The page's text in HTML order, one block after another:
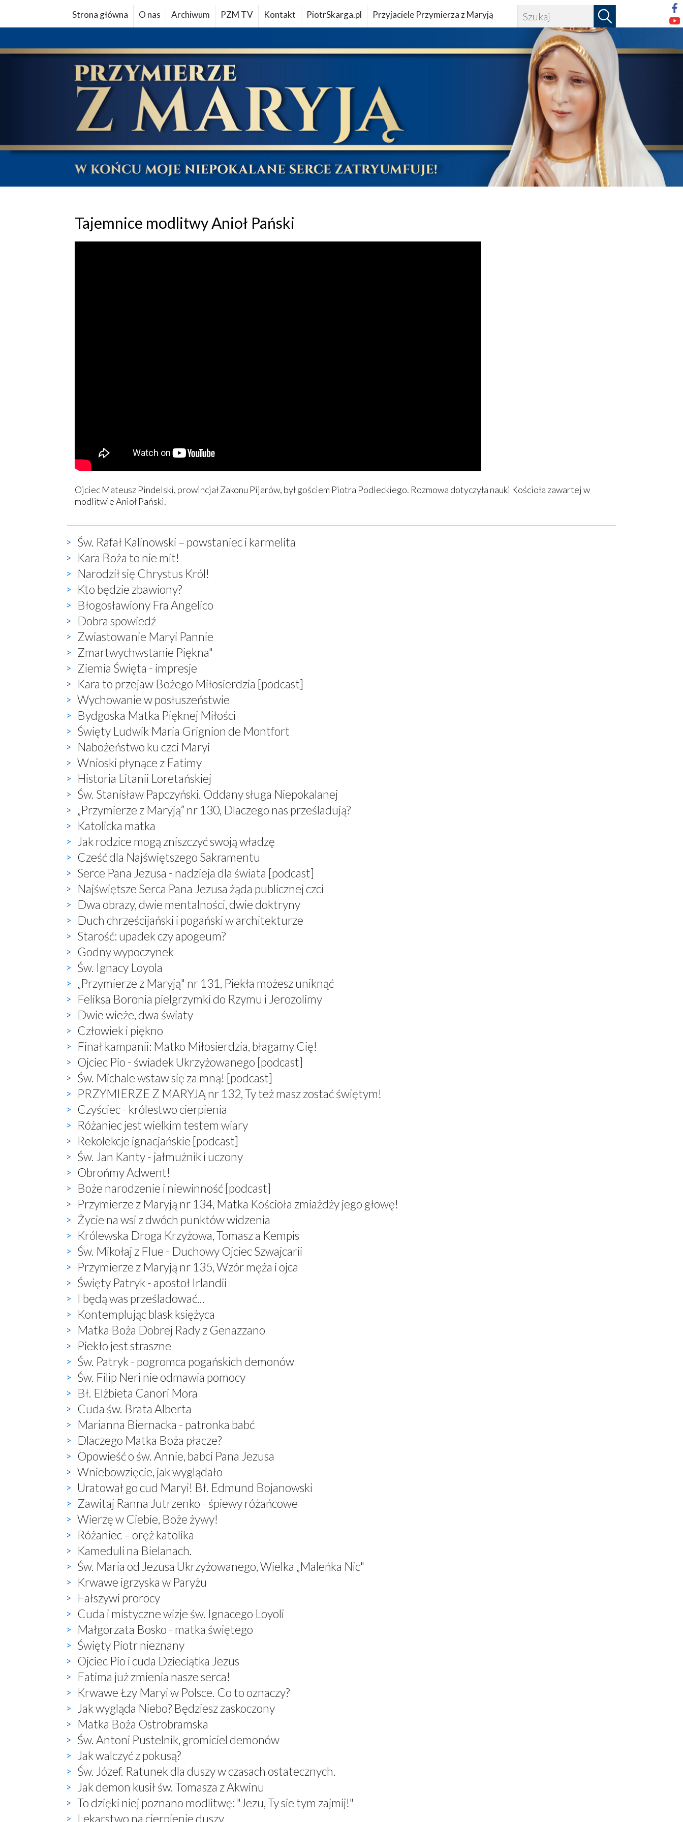
Strona główna O nas Archiwum PZM TV Kontakt PiotrSkarga.pl Przyjaciele Przymierza z Maryją
Tajemnice modlitwy Anioł Pański
Ojciec Mateusz Pindelski, prowincjał Zakonu Pijarów, był gościem Piotra Podleckiego. Rozmowa dotyczyła nauki Kościoła zawartej w
modlitwie Anioł Pański.
Św. Rafał Kalinowski – powstaniec i karmelita
Kara Boża to nie mit!
Narodził się Chrystus Król!
Kto będzie zbawiony?
Błogosławiony Fra Angelico
Dobra spowiedź
Zwiastowanie Maryi Pannie
Zmartwychwstanie Piękna"
Ziemia Święta - impresje
Kara to przejaw Bożego Miłosierdzia [podcast]
Wychowanie w posłuszeństwie
Bydgoska Matka Pięknej Miłości
Święty Ludwik Maria Grignion de Montfort
Nabożeństwo ku czci Maryi
Wnioski płynące z Fatimy
Historia Litanii Loretańskiej
Św. Stanisław Papczyński. Oddany sługa Niepokalanej
„Przymierze z Maryją” nr 130, Dlaczego nas prześladują?
Katolicka matka
Jak rodzice mogą zniszczyć swoją władzę
Cześć dla Najświętszego Sakramentu
Serce Pana Jezusa - nadzieja dla świata [podcast]
Najświętsze Serca Pana Jezusa żąda publicznej czci
Dwa obrazy, dwie mentalności, dwie doktryny
Duch chrześcijański i pogański w architekturze
Starość: upadek czy apogeum?
Godny wypoczynek
Św. Ignacy Loyola
„Przymierze z Maryją" nr 131, Piekła możesz uniknąć
Feliksa Boronia pielgrzymki do Rzymu i Jerozolimy
Dwie wieże, dwa światy
Człowiek i piękno
Finał kampanii: Matko Miłosierdzia, błagamy Cię!
Ojciec Pio - świadek Ukrzyżowanego [podcast]
Św. Michale wstaw się za mną! [podcast]
PRZYMIERZE Z MARYJĄ nr 132, Ty też masz zostać świętym!
Czyściec - królestwo cierpienia
Różaniec jest wielkim testem wiary
Rekolekcje ignacjańskie [podcast]
Św. Jan Kanty - jałmużnik i uczony
Obrońmy Adwent!
Boże narodzenie i niewinność [podcast]
Przymierze z Maryją nr 134, Matka Kościoła zmiażdży jego głowę!
Życie na wsi z dwóch punktów widzenia
Królewska Droga Krzyżowa, Tomasz a Kempis
Św. Mikołaj z Flue - Duchowy Ojciec Szwajcarii
Przymierze z Maryją nr 135, Wzór męża i ojca
Święty Patryk - apostoł Irlandii
I będą was prześladować...
Kontemplując blask księżyca
Matka Boża Dobrej Rady z Genazzano
Piekło jest straszne
Św. Patryk - pogromca pogańskich demonów
Św. Filip Neri nie odmawia pomocy
Bł. Elżbieta Canori Mora
Cuda św. Brata Alberta
Marianna Biernacka - patronka babć
Dlaczego Matka Boża płacze?
Opowieść o św. Annie, babci Pana Jezusa
Wniebowzięcie, jak wyglądało
Uratował go cud Maryi! Bł. Edmund Bojanowski
Zawitaj Ranna Jutrzenko - śpiewy różańcowe
Wierzę w Ciebie, Boże żywy!
Różaniec – oręż katolika
Kameduli na Bielanach.
Św. Maria od Jezusa Ukrzyżowanego, Wielka „Maleńka Nic"
Krwawe igrzyska w Paryżu
Fałszywi prorocy
Cuda i mistyczne wizje św. Ignacego Loyoli
Małgorzata Bosko - matka świętego
Święty Piotr nieznany
Ojciec Pio i cuda Dzieciątka Jezus
Fatima już zmienia nasze serca!
Krwawe Łzy Maryi w Polsce. Co to oznaczy?
Jak wygląda Niebo? Będziesz zaskoczony
Matka Boża Ostrobramska
Św. Antoni Pustelnik, gromiciel demonów
Jak walczyć z pokusą?
Św. Józef. Ratunek dla duszy w czasach ostatecznych.
Jak demon kusił św. Tomasza z Akwinu
To dzięki niej poznano modlitwę: "Jezu, Ty sie tym zajmij!"
Lekarstwo na cierpienie duszy